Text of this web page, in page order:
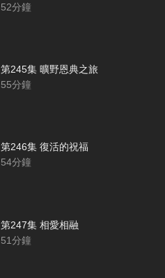
52分鐘
第245集 曠野恩典之旅
55分鐘
第246集 復活的祝福
54分鐘
第247集 相愛相融
51分鐘